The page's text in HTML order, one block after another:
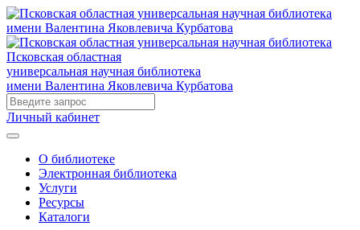
Псковская областная
универсальная научная библиотека
имени Валентина Яковлевича Курбатова
Личный кабинет
О библиотеке
Электронная библиотека
Услуги
Ресурсы
Каталоги